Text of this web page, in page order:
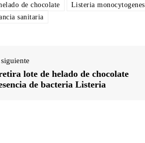
de chocolate
Listeria monocytogenes
sanitaria
lote de helado de chocolate
de bacteria Listeria